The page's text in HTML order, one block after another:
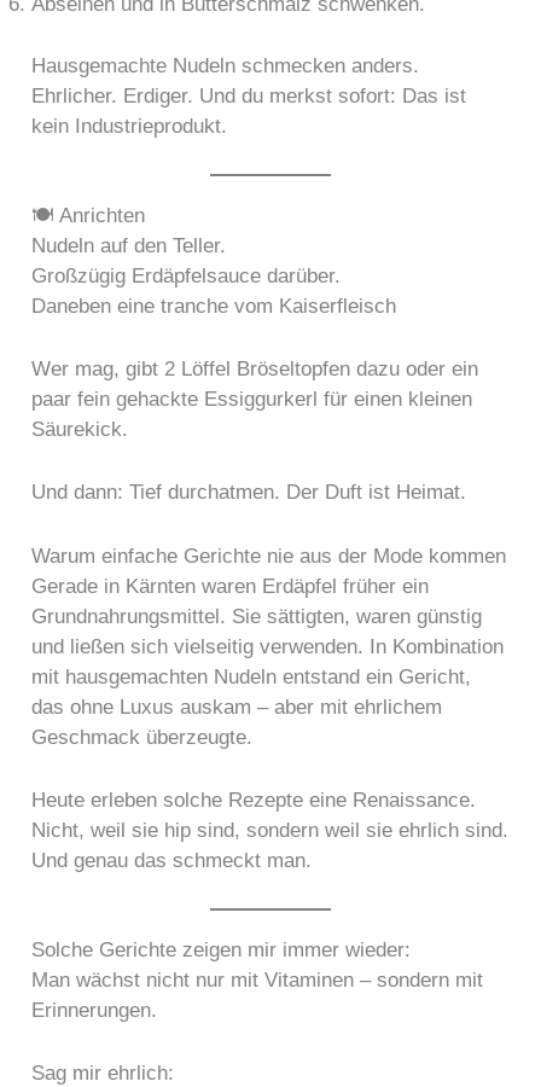
Abseihen und in Butterschmalz schwenken.
Hausgemachte Nudeln schmecken anders.
Ehrlicher. Erdiger. Und du merkst sofort: Das ist
kein Industrieprodukt.
🍽️ Anrichten
Nudeln auf den Teller.
Großzügig Erdäpfelsauce darüber.
Daneben eine tranche vom Kaiserfleisch
Wer mag, gibt 2 Löffel Bröseltopfen dazu oder ein
paar fein gehackte Essiggurkerl für einen kleinen
Säurekick.
Und dann: Tief durchatmen. Der Duft ist Heimat.
Warum einfache Gerichte nie aus der Mode kommen
Gerade in Kärnten waren Erdäpfel früher ein
Grundnahrungsmittel. Sie sättigten, waren günstig
und ließen sich vielseitig verwenden. In Kombination
mit hausgemachten Nudeln entstand ein Gericht,
das ohne Luxus auskam – aber mit ehrlichem
Geschmack überzeugte.
Heute erleben solche Rezepte eine Renaissance.
Nicht, weil sie hip sind, sondern weil sie ehrlich sind.
Und genau das schmeckt man.
Solche Gerichte zeigen mir immer wieder:
Man wächst nicht nur mit Vitaminen – sondern mit
Erinnerungen.
Sag mir ehrlich: